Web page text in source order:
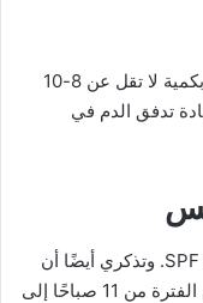
احرصي على شرب الماء بوفرة خلال اليوم بكمية لا تقل عن 8-10
تدفق الدم في
استخدمي واقي شمس مع معامل وقاية SPF 30. وتذكري أيضًا أن
أقصي تأثير لأشعة الشمس على البشرة بين الفترة من 11 صباحًا إلى